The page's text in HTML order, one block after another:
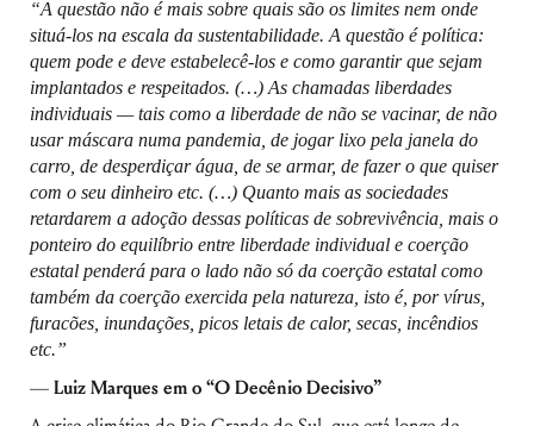
“A questão não é mais sobre quais são os limites nem onde
situá-los na escala da sustentabilidade. A questão é política:
quem pode e deve estabelecê-los e como garantir que sejam
implantados e respeitados. (…) As chamadas liberdades
individuais — tais como a liberdade de não se vacinar, de não
usar máscara numa pandemia, de jogar lixo pela janela do
carro, de desperdiçar água, de se armar, de fazer o que quiser
com o seu dinheiro etc. (…) Quanto mais as sociedades
retardarem a adoção dessas políticas de sobrevivência, mais o
ponteiro do equilíbrio entre liberdade individual e coerção
estatal penderá para o lado não só da coerção estatal como
também da coerção exercida pela natureza, isto é, por vírus,
furacões, inundações, picos letais de calor, secas, incêndios
etc.”
—Luiz Marques em o “O Decênio Decisivo”